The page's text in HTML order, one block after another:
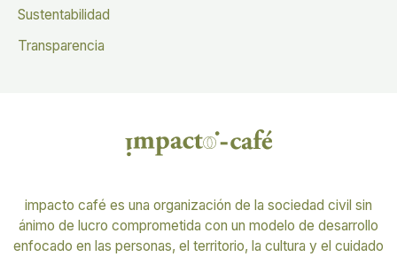
Sustentabilidad
Transparencia
impacto café es una organización de la sociedad civil sin
ánimo de lucro comprometida con un modelo de desarrollo
enfocado en las personas, el territorio, la cultura y el cuidado